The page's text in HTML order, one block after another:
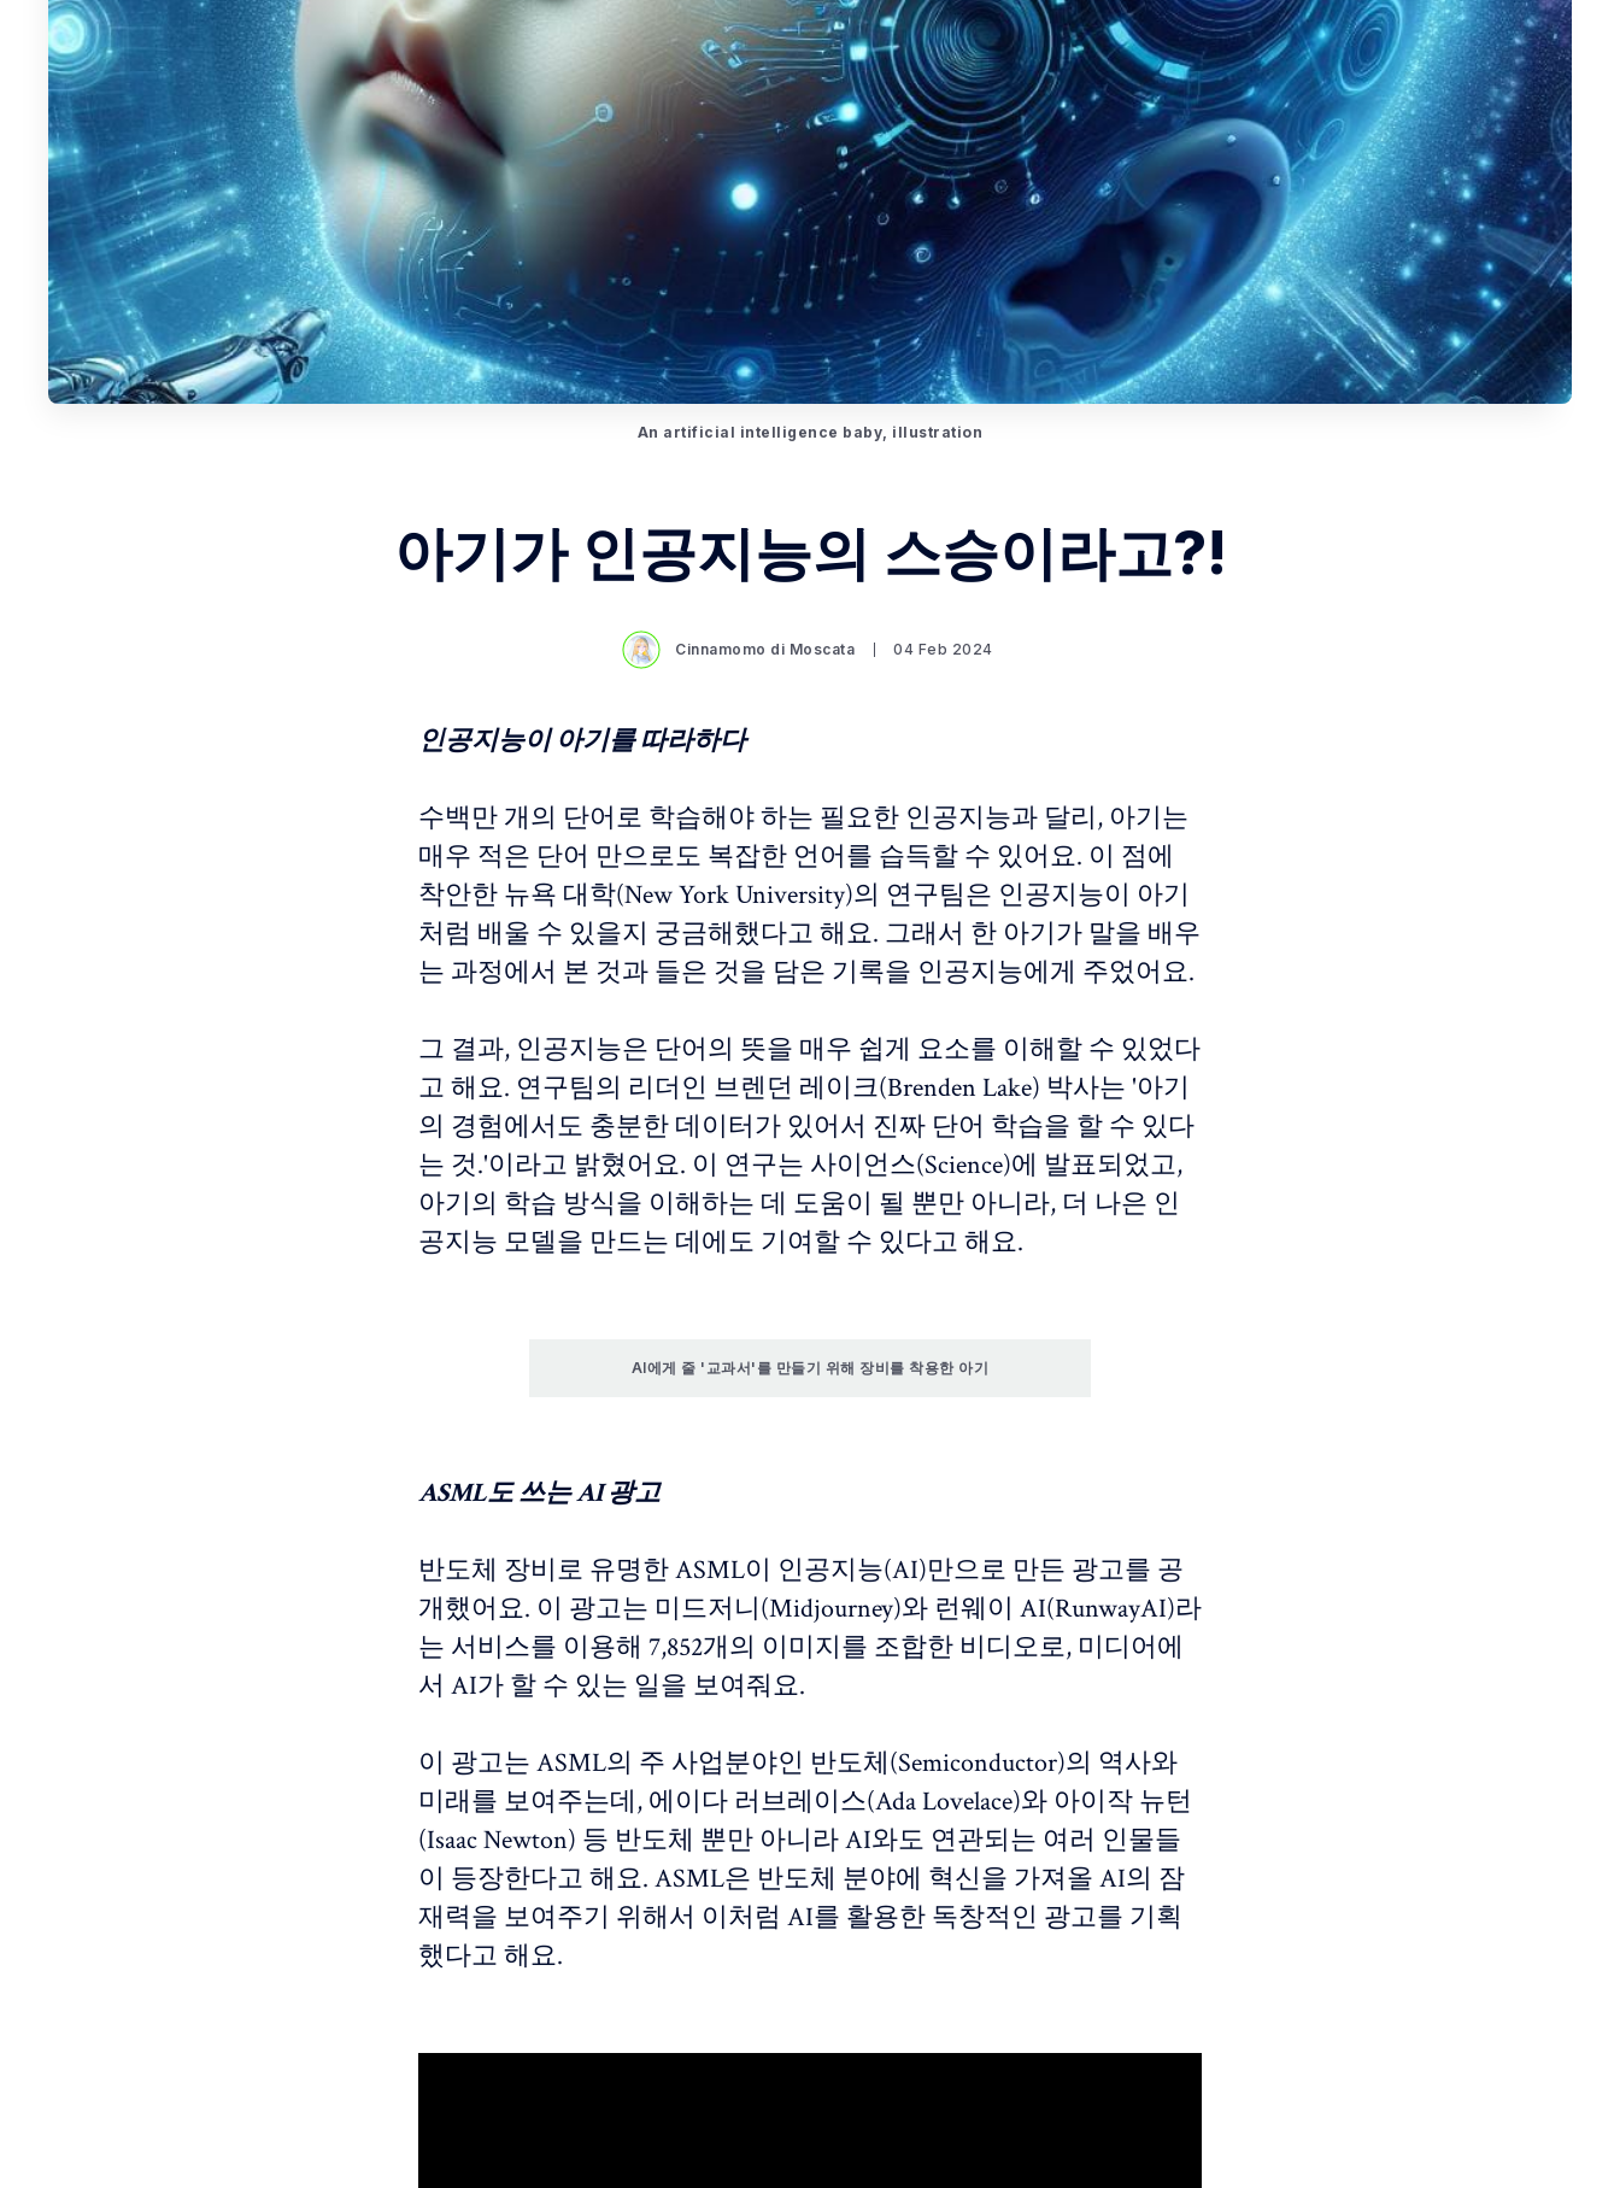
An artificial intelligence baby, illustration
아기가 인공지능의 스승이라고?!
Cinnamomo di Moscata 04 Feb 2024
인공지능이 아기를 따라하다
수백만 개의 단어로 학습해야 하는 필요한 인공지능과 달리, 아기는
매우 적은 단어 만으로도 복잡한 언어를 습득할 수 있어요. 이 점에
착안한 뉴욕 대학(New York University)의 연구팀은 인공지능이 아기
처럼 배울 수 있을지 궁금해했다고 해요. 그래서 한 아기가 말을 배우
는 과정에서 본 것과 들은 것을 담은 기록을 인공지능에게 주었어요.
그 결과, 인공지능은 단어의 뜻을 매우 쉽게 요소를 이해할 수 있었다
고 해요. 연구팀의 리더인 브렌던 레이크(Brenden Lake) 박사는 '아기
의 경험에서도 충분한 데이터가 있어서 진짜 단어 학습을 할 수 있다
는 것.'이라고 밝혔어요. 이 연구는 사이언스(Science)에 발표되었고,
아기의 학습 방식을 이해하는 데 도움이 될 뿐만 아니라, 더 나은 인
공지능 모델을 만드는 데에도 기여할 수 있다고 해요.
AI에게 줄 '교과서'를 만들기 위해 장비를 착용한 아기
ASML도 쓰는 AI 광고
반도체 장비로 유명한 ASML이 인공지능(AI)만으로 만든 광고를 공
개했어요. 이 광고는 미드저니(Midjourney)와 런웨이 AI(RunwayAI)라
는 서비스를 이용해 7,852개의 이미지를 조합한 비디오로, 미디어에
서 AI가 할 수 있는 일을 보여줘요.
이 광고는 ASML의 주 사업분야인 반도체(Semiconductor)의 역사와
미래를 보여주는데, 에이다 러브레이스(Ada Lovelace)와 아이작 뉴턴
(Isaac Newton) 등 반도체 뿐만 아니라 AI와도 연관되는 여러 인물들
이 등장한다고 해요. ASML은 반도체 분야에 혁신을 가져올 AI의 잠
재력을 보여주기 위해서 이처럼 AI를 활용한 독창적인 광고를 기획
했다고 해요.